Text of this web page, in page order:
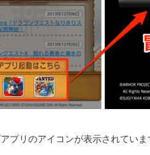
プリのアイコンが表示されてい